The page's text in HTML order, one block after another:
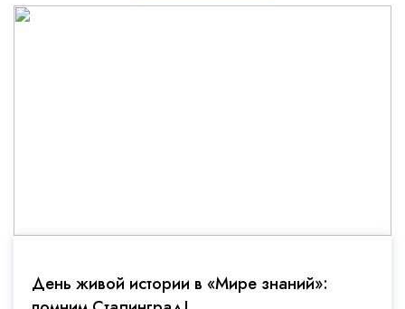
День живой истории в «Мире знаний»: